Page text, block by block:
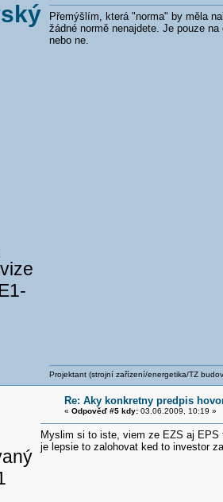
Přemýšlím, která "norma" by měla
žádné normě nenajdete. Je pouze
nebo ne.
Projektant (strojní zařízení/energetika/TZ
Re: Aky konkretny predpis
« Odpověď #5 kdy:03.06.2009, 10:19 »
Myslim si to iste, viem ze EZS aj EPS
je lepsie to zalohovat ked to investor